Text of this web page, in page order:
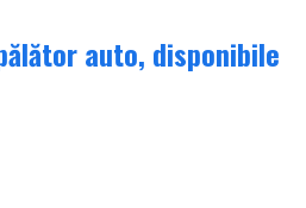
auto, disponibile